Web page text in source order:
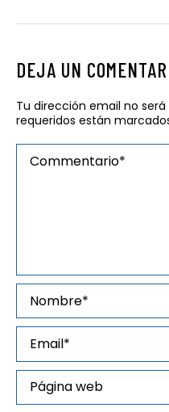
DEJA UN
Tu dirección email no
requeridos están